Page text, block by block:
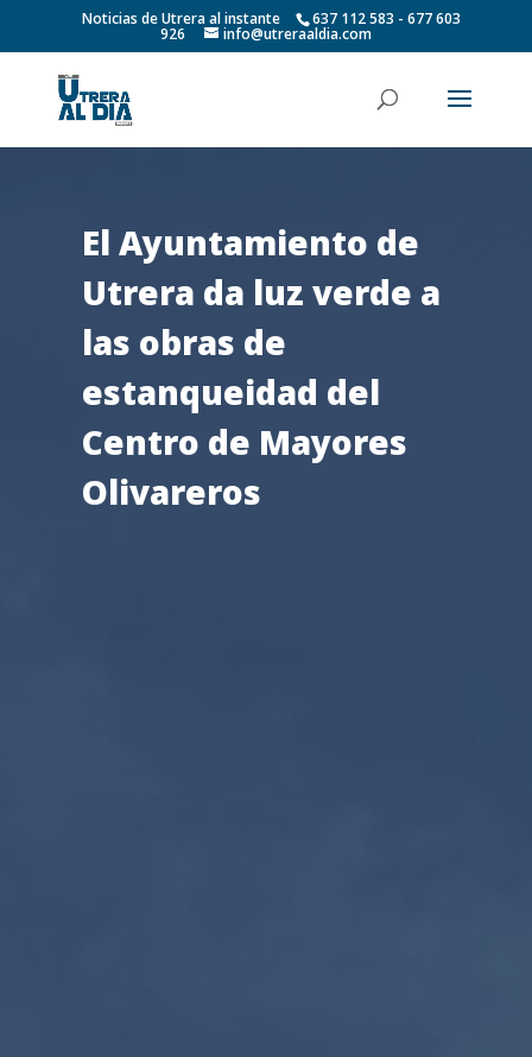
Noticias de Utrera al instante 637 112 583 - 677 603
926 info@utreraaldia.com
El Ayuntamiento de
Utrera da luz verde a
las obras de
estanqueidad del
Centro de Mayores
Olivareros